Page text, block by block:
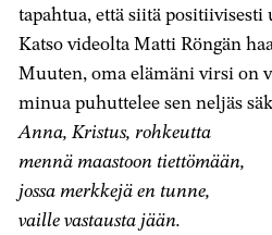
tapahtua, että siitä
Katso videolta Matti Röngän
Muuten, oma elämäni virsi on
minua puhuttelee sen neljäs
Anna, Kristus, rohkeutta
mennä maastoon tiettömään,
jossa merkkejä en tunne,
vaille vastausta jään.